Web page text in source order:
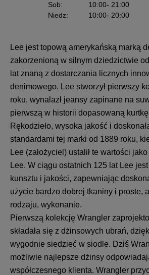
Sob: 10:00- 21:00
Niedz: 10:00- 20:00
Lee jest topową amerykańską marką
zakorzenioną w silnym dziedzictwie
lat znaną z dostarczania licznych
denimowego. Lee stworzył pierwszy
roku, wynalazł jeansy zapinane na
pierwszą w historii dopasowaną
Rękodzieło, wysoka jakość i
standardami tej marki od 1889 roku,
Lee (założyciel) ustalił te wartości
Lee. W ciągu ostatnich 125 lat Lee
kunsztu i jakości, zapewniając
użycie bardzo dobrej tkaniny i proste,
rodzaju, wykonanie.
Pierwszą kolekcję Wrangler
składała się z dżinsowych ubrań,
wygodnie siedzieć w siodle. Dziś
możliwie najlepsze dżinsy
współczesnego klienta. Wrangler